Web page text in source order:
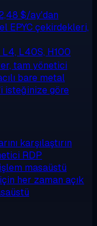
2,48 $/ay'dan
EPYC çekirdekleri,
L40S, H100
tam yönetici
bare metal
isteğinize göre
karşılaştırın
RDP
masaüstü
her zaman açık